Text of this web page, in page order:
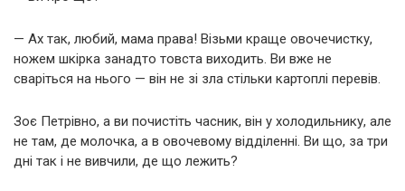
— Ах так, любий, мама права! Візьми краще овочечистку,
ножем шкірка занадто товста виходить. Ви вже не
сваріться на нього — він не зі зла стільки картоплі перевів.
Зоє Петрівно, а ви почистіть часник, він у холодильнику, але
не там, де молочка, а в овочевому відділенні. Ви що, за три
дні так і не вивчили, де що лежить?